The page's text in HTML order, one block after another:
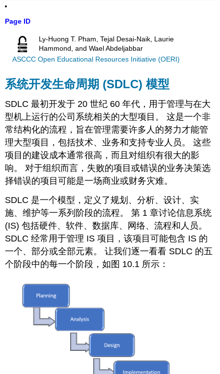
Page ID
Ly-Huong T. Pham, Tejal Desai-Naik, Laurie
Hammond, and Wael Abdeljabbar
ASCCC Open Educational Resources Initiative (OERI)
系统开发生命周期 (SDLC) 模型
SDLC 最初开发于 20 世纪 60 年代，用于管理与在大
型机上运行的公司系统相关的大型项目。 这是一个非
常结构化的流程，旨在管理需要许多人的努力才能管
理大型项目，包括技术、业务和支持专业人员。 这些
项目的建设成本通常很高，而且对组织有很大的影
响。 对于组织而言，失败的项目或错误的业务决策选
择错误的项目可能是一场商业或财务灾难。
SDLC 是一个模型，定义了规划、分析、设计、实
施、维护等一系列阶段的流程。 第 1 章讨论信息系统
(IS) 包括硬件、软件、数据库、网络、流程和人员。
SDLC 经常用于管理 IS 项目，该项目可能包含 IS 的
一个、部分或全部元素。 让我们逐一看看 SDLC 的五
个阶段中的每一个阶段，如图 10.1 所示：